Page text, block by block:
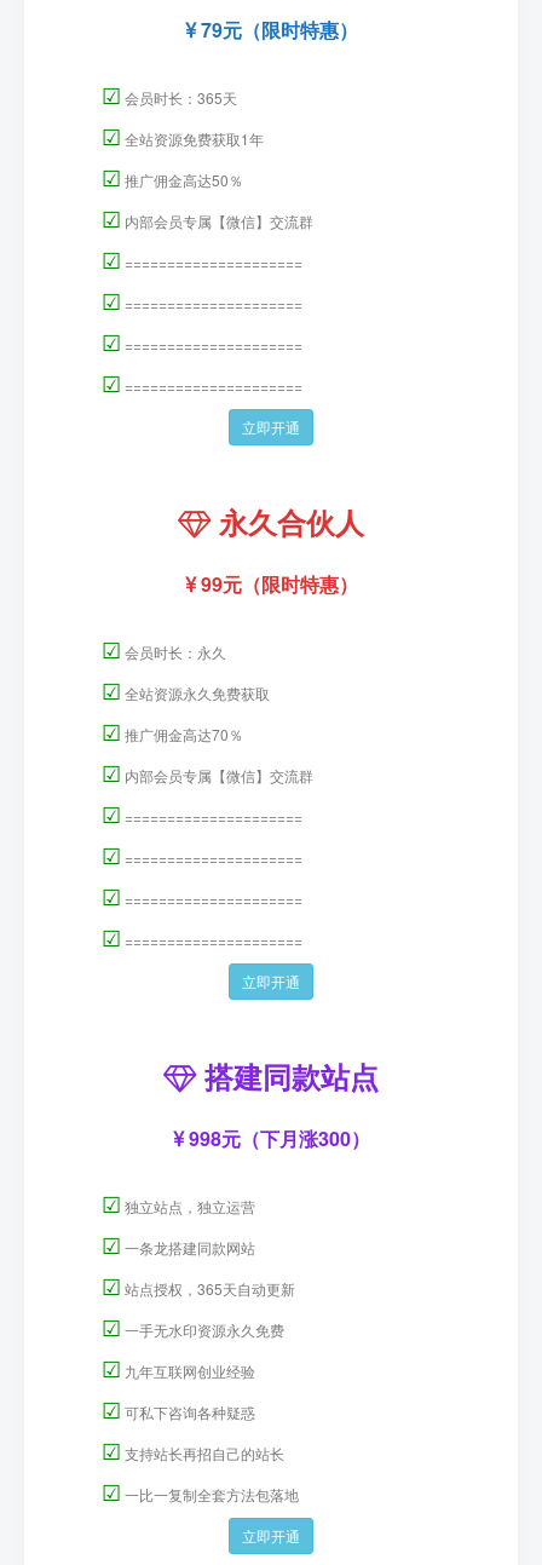
79元（限时特惠）
☑ 会员时长：365天
☑ 全站资源免费获取1年
☑ 推广佣金高达50％
☑ 内部会员专属【微信】交流群
☑ =====================
☑ =====================
☑ =====================
☑ =====================
立即开通
永久合伙人
99元（限时特惠）
☑ 会员时长：永久
☑ 全站资源永久免费获取
☑ 推广佣金高达70％
☑ 内部会员专属【微信】交流群
☑ =====================
☑ =====================
☑ =====================
☑ =====================
立即开通
搭建同款站点
998元（下月涨300）
☑ 独立站点，独立运营
☑ 一条龙搭建同款网站
☑ 站点授权，365天自动更新
☑ 一手无水印资源永久免费
☑ 九年互联网创业经验
☑ 可私下咨询各种疑惑
☑ 支持站长再招自己的站长
☑ 一比一复制全套方法包落地
立即开通